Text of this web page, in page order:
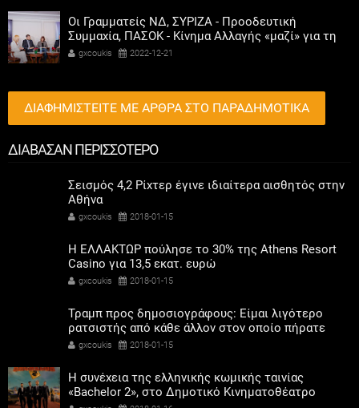
Οι Γραμματείς ΝΔ, ΣΥΡΙΖΑ - Προοδευτική
Συμμαχία, ΠΑΣΟΚ - Κίνημα Αλλαγής «μαζί» για τη
συμμετοχή των γυναικών στην πολιτική
gxcoukis 2022-12-21
ΔΙΑΦΗΜΙΣΤΕΙΤΕ ΜΕ ΑΡΘΡΑ ΣΤΟ ΠΑΡΑΔΗΜΟΤΙΚΑ
ΔΙΑΒΑΣΑΝ ΠΕΡΙΣΣΟΤΕΡΟ
Σεισμός 4,2 Ρίχτερ έγινε ιδιαίτερα αισθητός στην
Αθήνα
gxcoukis 2018-01-15
Η ΕΛΛΑΚΤΩΡ πούλησε το 30% της Athens Resort
Casino για 13,5 εκατ. ευρώ
gxcoukis 2018-01-15
Τραμπ προς δημοσιογράφους: Είμαι λιγότερο
ρατσιστής από κάθε άλλον στον οποίο πήρατε
συνέντευξη
gxcoukis 2018-01-15
Η συνέχεια της ελληνικής κωμικής ταινίας
«Bachelor 2», στο Δημοτικό Κινηματοθέατρο